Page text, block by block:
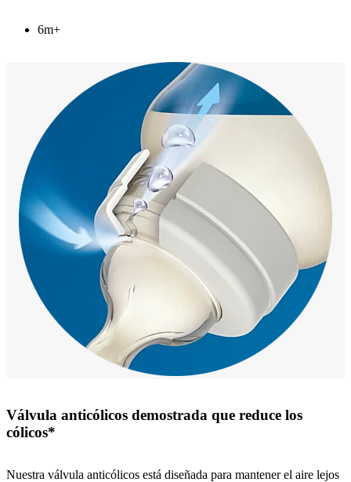
6m+
Válvula anticólicos demostrada que reduce los
cólicos*
Nuestra válvula anticólicos está diseñada para mantener el aire lejos